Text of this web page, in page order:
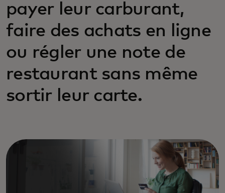
payer leur carburant,
faire des achats en ligne
ou régler une note de
restaurant sans même
sortir leur carte.